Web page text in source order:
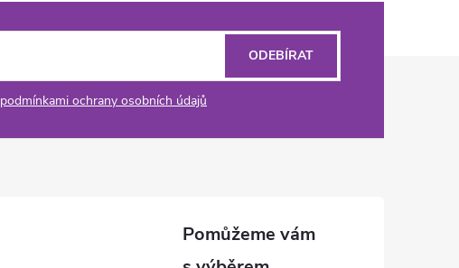
podmínkami ochrany osobních údajů
ODEBÍRAT